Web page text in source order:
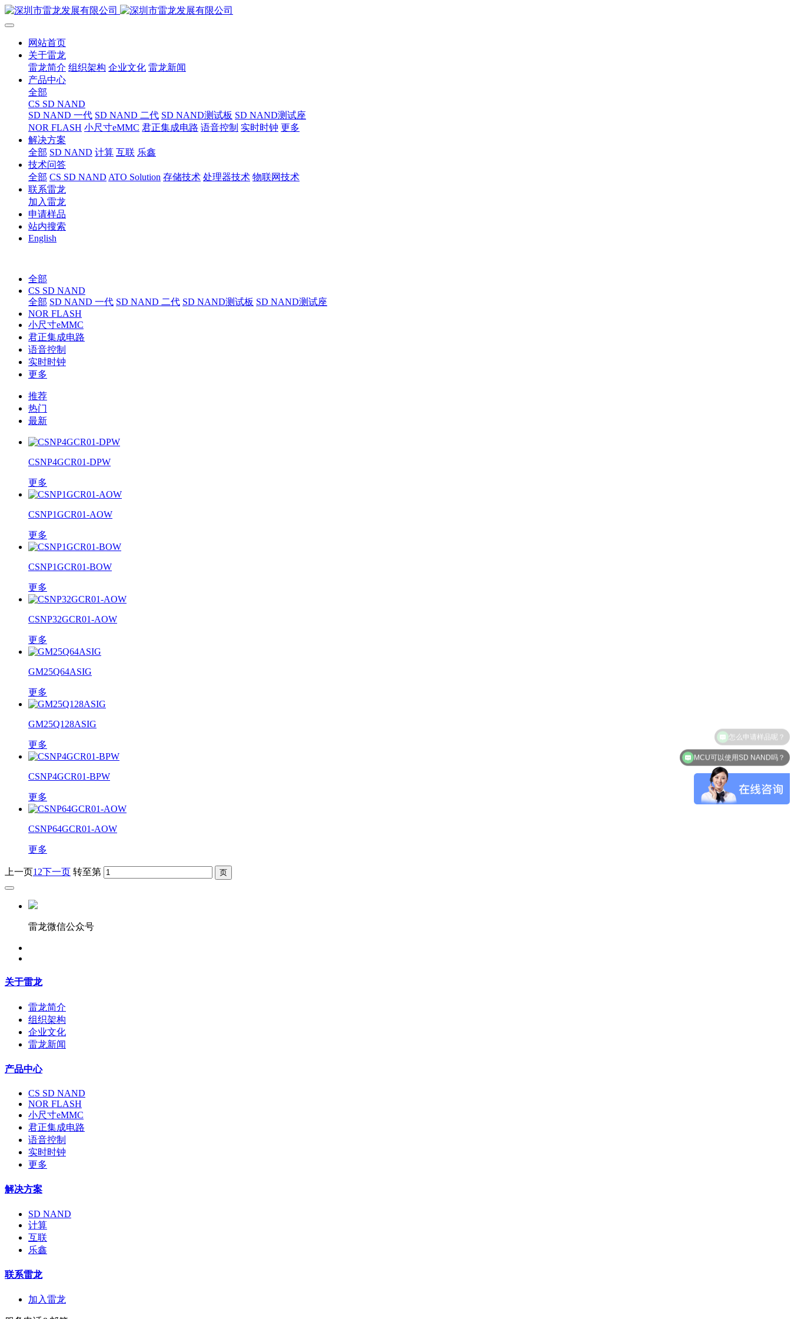
网站首页
关于雷龙
雷龙简介 组织架构 企业文化 雷龙新闻
产品中心
全部
CS SD NAND
SD NAND 一代 SD NAND 二代 SD NAND测试板 SD NAND测试座
NOR FLASH 小尺寸eMMC 君正集成电路 语音控制 实时时钟 更多
解决方案
全部 SD NAND 计算 互联 乐鑫
技术问答
全部 CS SD NAND ATO Solution 存储技术 处理器技术 物联网技术
联系雷龙
加入雷龙
申请样品
站内搜索
English
全部
CS SD NAND
全部 SD NAND 一代 SD NAND 二代 SD NAND测试板 SD NAND测试座
NOR FLASH
小尺寸eMMC
君正集成电路
语音控制
实时时钟
更多
推荐
热门
最新
CSNP4GCR01-DPW
更多
CSNP1GCR01-AOW
更多
CSNP1GCR01-BOW
更多
CSNP32GCR01-AOW
更多
GM25Q64ASIG
更多
GM25Q128ASIG
更多
CSNP4GCR01-BPW
更多
CSNP64GCR01-AOW
更多
上一页1 2下一页 转至第
雷龙微信公众号
关于雷龙
雷龙简介
组织架构
企业文化
雷龙新闻
产品中心
CS SD NAND
NOR FLASH
小尺寸eMMC
君正集成电路
语音控制
实时时钟
更多
解决方案
SD NAND
计算
互联
乐鑫
联系雷龙
加入雷龙
怎么申请样品呢？
MCU可以使用SD NAND吗？